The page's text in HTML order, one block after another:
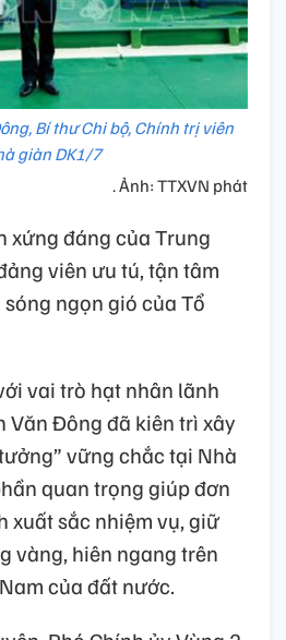
Bí thư Chi bộ, Chính trị viên
giàn DK1/7
. Ảnh: TTXVN phát
xứng đáng của Trung
viên ưu tú, tận tâm
ngọn gió của Tổ
vai trò hạt nhân lãnh
Văn Đông đã kiên trì xây
vững chắc tại Nhà
quan trọng giúp đơn
xuất sắc nhiệm vụ, giữ
vàng, hiên ngang trên
của đất nước.